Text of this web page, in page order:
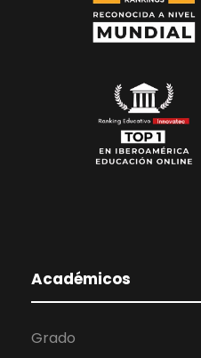
Académicos
Grado